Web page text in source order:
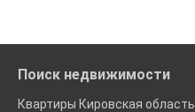
Поиск недвижимости
Квартиры Кировская область